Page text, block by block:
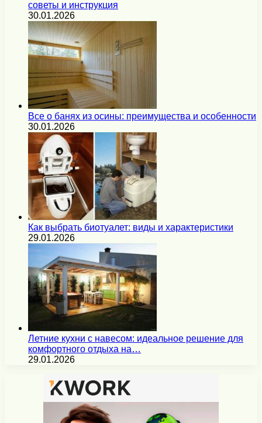
советы и инструкция
30.01.2026
Все о банях из осины: преимущества и особенности
30.01.2026
Как выбрать биотуалет: виды и характеристики
29.01.2026
Летние кухни с навесом: идеальное решение для
комфортного отдыха на…
29.01.2026